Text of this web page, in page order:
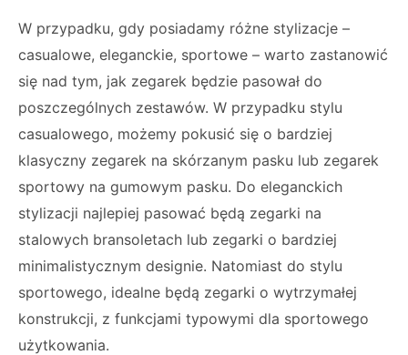
W przypadku, gdy posiadamy różne stylizacje –
casualowe, eleganckie, sportowe – warto zastanowić
się nad tym, jak zegarek będzie pasował do
poszczególnych zestawów. W przypadku stylu
casualowego, możemy pokusić się o bardziej
klasyczny zegarek na skórzanym pasku lub zegarek
sportowy na gumowym pasku. Do eleganckich
stylizacji najlepiej pasować będą zegarki na
stalowych bransoletach lub zegarki o bardziej
minimalistycznym designie. Natomiast do stylu
sportowego, idealne będą zegarki o wytrzymałej
konstrukcji, z funkcjami typowymi dla sportowego
użytkowania.